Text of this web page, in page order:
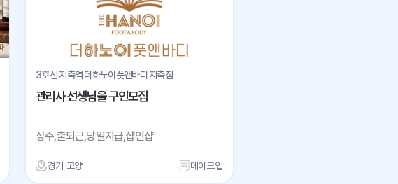
3호선 지축역 더하노이풋앤바디 지축점
관리사 선생님을 구인모집
상주,출퇴근,당일지급,샵인샵
경기 고양 메이크업